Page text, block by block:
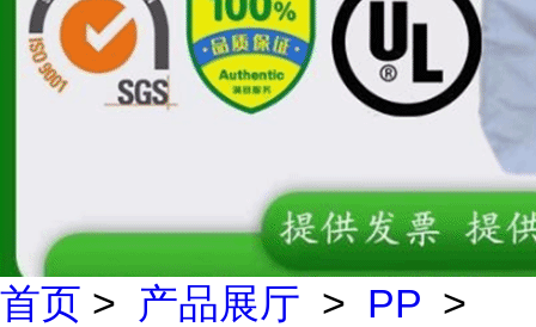
首页 > 产品展厅 > PP >